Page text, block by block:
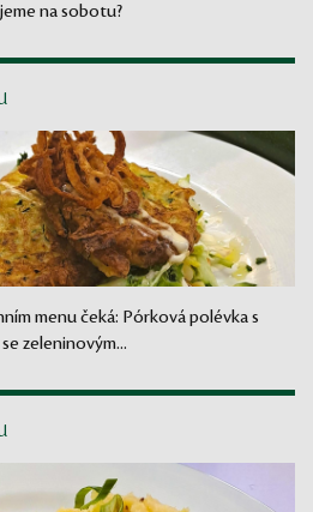
na sobotu?
menu čeká: Pórková polévka s
zeleninovým...